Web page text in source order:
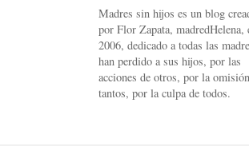
Madres sin hijos es un blog
por Flor Zapata, madredHelena,
2006, dedicado a todas las
han perdido a sus hijos, por las
acciones de otros, por la
tantos, por la culpa de todos.